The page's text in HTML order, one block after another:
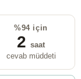
%94 için
2 saat
cevab müddeti